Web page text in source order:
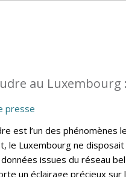
au Luxembourg
presse
est l’un des phénomènes
le Luxembourg ne disposait
issues du réseau
un éclairage précieux